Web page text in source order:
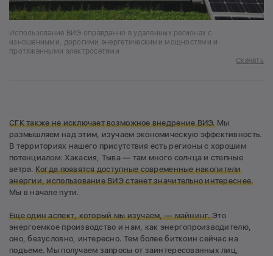
Использование ВИЭ оправданно в удаленных регионах с
изношенными, дорогими энергетическими мощностями и
протяженными электросетями
Скачать
СГК также не исключает возможное внедрение ВИЭ.Мы
размышляем над этим, изучаем экономическую эффективность.
В территориях нашего присутствия есть регионы с хорошим
потенциалом: Хакасия, Тыва — там много солнца и степные
ветра. Когда появятся доступные современные накопители
энергии, использование ВИЭ станет значительно интереснее.
Мы в начале пути.
Еще один аспект, который мы изучаем, — майнинг.Это
энергоемкое производство и нам, как энергопроизводителю,
оно, безусловно, интересно. Тем более биткоин сейчас на
подъеме. Мы получаем запросы от заинтересованных лиц,